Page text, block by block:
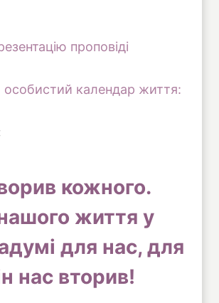
проповіді
особистий календар життя:
кожного.
життя у
для нас, для
нас вторив!